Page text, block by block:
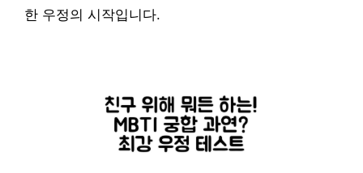
한 우정의 시작입니다.